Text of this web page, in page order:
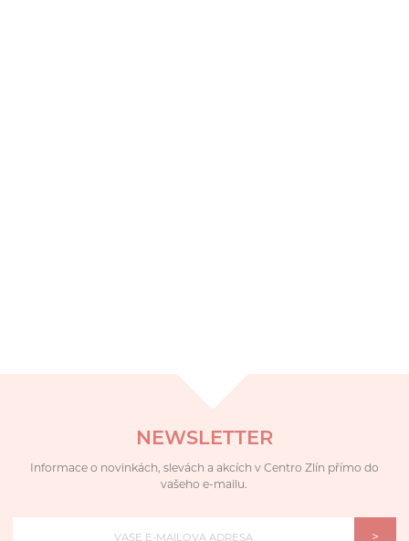
NEWSLETTER
Informace o novinkách, slevách a akcích v Centro Zlín přímo do
vašeho e-mailu.
>